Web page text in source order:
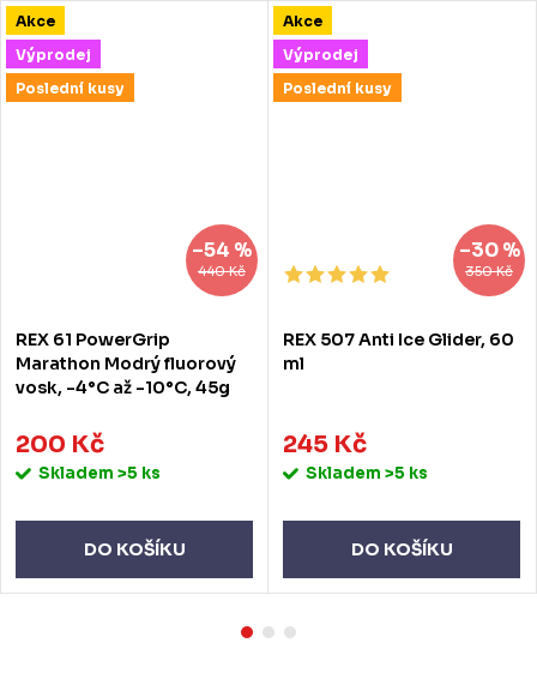
Akce
Výprodej
Poslední kusy
440 Kč
–54 %
REX 61 PowerGrip
Marathon Modrý fluorový
vosk, -4°C až -10°C, 45g
200 Kč
Skladem >5 ks
DO KOŠÍKU
Akce
Výprodej
Poslední kusy
350 Kč
–30 %
REX 507 Anti Ice Glider, 60
ml
245 Kč
Skladem >5 ks
DO KOŠÍKU